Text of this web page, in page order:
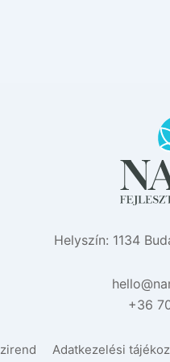
Helyszín: 1134
n@oll
eh
+36
Adatkezelési